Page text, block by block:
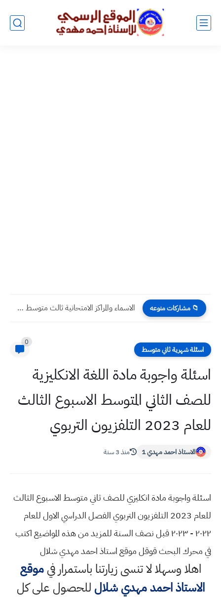
📁 مشاركات منوعه الاسماء والمراكز الامتحانية ثالث متوسط دور اول 2022 الخارجيون تربية...
اسئلة شهرية ثاني متوسط
0
اسئلة واجوبة مادة اللغة الانكليزية
للصف الثاني المتوسط الاسبوع الثالث
للعام 2023 التلفزيون التربوي
الاستاذ احمد مهدي 1 منذ 3 سنة
اسئلة واجوبة مادة انكليزي للصف ثاني متوسط الاسبوع الثالث
للعام 2023 التلفزيون التربوي الفصل الدراسي الاول للعام
٢٠٢٢ - ٢٠٢٣ قبل نصف السنة للمزيد من هذه المواضيع اكتب
في محرك البحث قوقل موقع استاذ احمد مهدي شلال
اهلا وسهلالا تنسى زيارتنا باستمرار فيموقع
الاستاذ احمد مهدي شلال للحصول على كل